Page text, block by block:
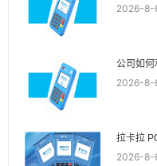
2026-8-
公司如何
2026-8-
拉卡拉
2026-8-